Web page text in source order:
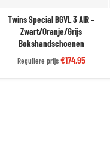
Twins Special BGVL 3 AIR –
Zwart/Oranje/Grijs
Bokshandschoenen
Reguliere prijs €174,95